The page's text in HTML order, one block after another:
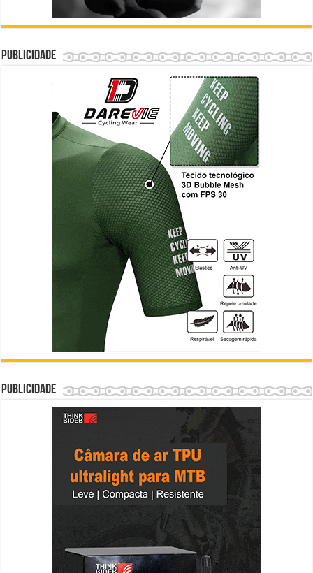
Publicidade
Publicidade